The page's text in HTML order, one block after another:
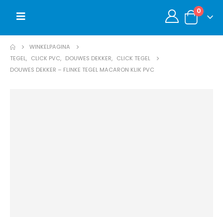
0
WINKELPAGINA
TEGEL, CLICK PVC, DOUWES DEKKER, CLICK TEGEL
DOUWES DEKKER – FLINKE TEGEL MACARON KLIK PVC